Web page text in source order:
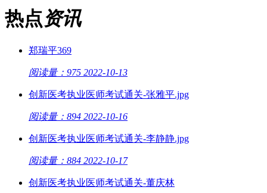
热点资讯
郑瑞平369
阅读量：975 2022-10-13
创新医考执业医师考试通关-张雅平.jpg
阅读量：894 2022-10-16
创新医考执业医师考试通关-李静静.jpg
阅读量：884 2022-10-17
创新医考执业医师考试通关-董庆林